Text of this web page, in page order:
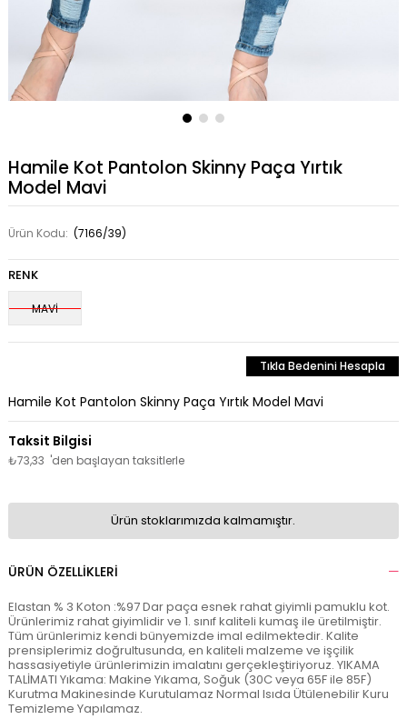
Hamile Kot Pantolon Skinny Paça Yırtık
Model Mavi
Ürün Kodu: (7166/39)
RENK
MAVİ
Tıkla Bedenini Hesapla
Hamile Kot Pantolon Skinny Paça Yırtık Model Mavi
₺73,33 'den başlayan taksitlerle
Ürün stoklarımızda kalmamıştır.
ÜRÜN ÖZELLIKLERI
Elastan % 3 Koton :%97 Dar paça esnek rahat giyimli pamuklu kot.
Ürünlerimiz rahat giyimlidir ve 1. sınıf kaliteli kumaş ile üretilmiştir.
Tüm ürünlerimiz kendi bünyemizde imal edilmektedir. Kalite
prensiplerimiz doğrultusunda, en kaliteli malzeme ve işçilik
hassasiyetiyle ürünlerimizin imalatını gerçekleştiriyoruz. YIKAMA
TALİMATI Yıkama: Makine Yıkama, Soğuk (30C veya 65F ile 85F)
Kurutma Makinesinde Kurutulamaz Normal Isıda Ütülenebilir Kuru
Temizleme Yapılamaz.